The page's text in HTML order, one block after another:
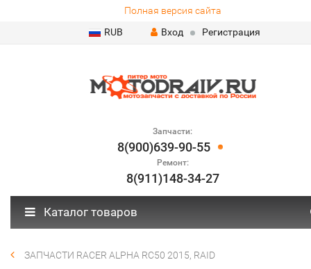
Полная версия сайта
RUB
Вход Регистрация
Запчасти:
8(900)639-90-55
Ремонт:
8(911)148-34-27
Каталог товаров
ЗАПЧАСТИ RACER ALPHA RC50 2015, RAID